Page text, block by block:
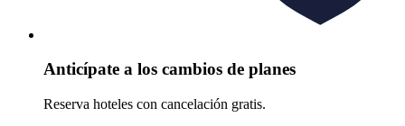
Anticípate a los cambios de planes
Reserva hoteles con cancelación gratis.